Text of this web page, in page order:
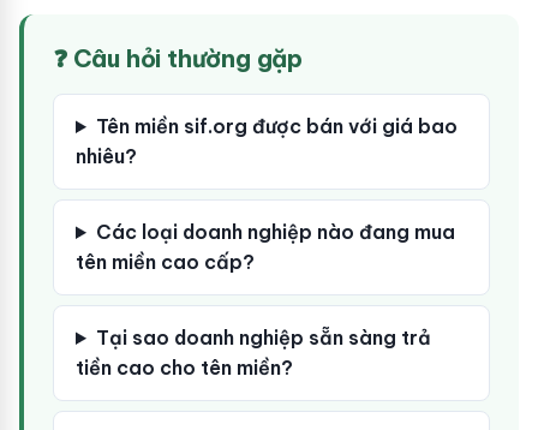
❓ Câu hỏi thường gặp
Tên miền sif.org được bán với giá bao
nhiêu?
Các loại doanh nghiệp nào đang mua
tên miền cao cấp?
Tại sao doanh nghiệp sẵn sàng trả
tiền cao cho tên miền?